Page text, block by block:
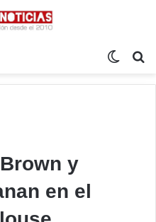
y
en el